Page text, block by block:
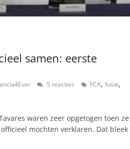
samen: eerste
5 reacties FCA, fusie,
waren zeer opgetogen toen ze
mochten verklaren. Dat bleek